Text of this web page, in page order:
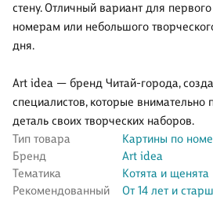
стену. Отличный вариант для
номерам или небольшого
дня.
Art idea — бренд Читай-города,
специалистов, которые
деталь своих творческих наборов.
Тип товара
Картины по
Бренд
Art idea
Тематика
Котята и щенята
Рекомендованный
От 14 лет и